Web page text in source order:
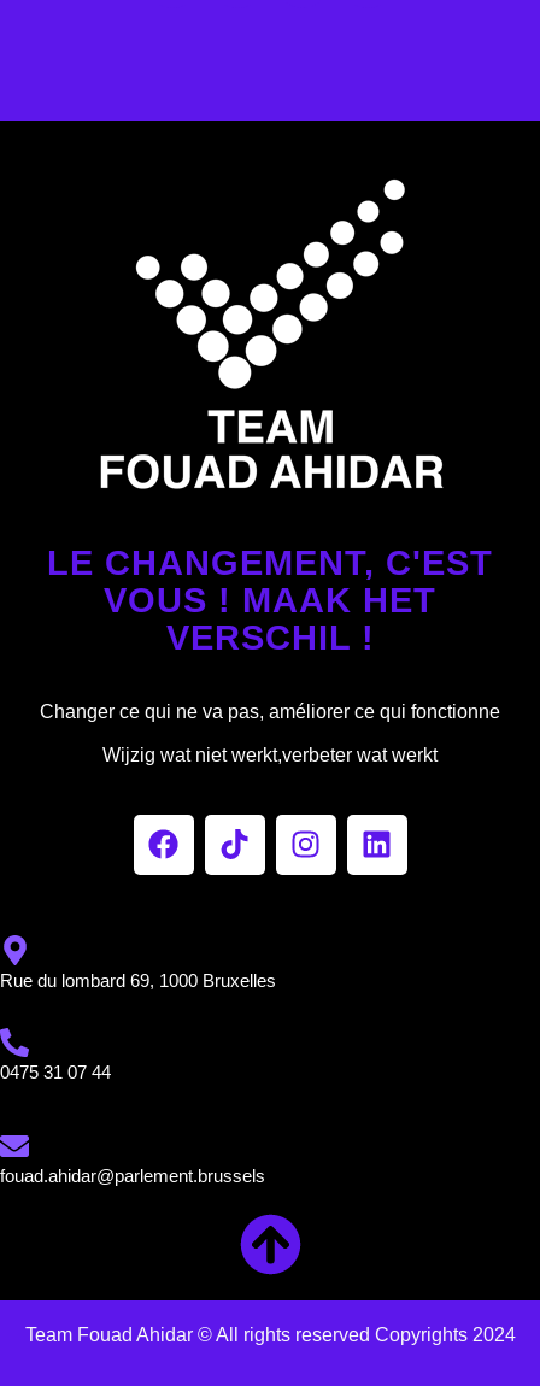
LE CHANGEMENT, C'EST
VOUS ! MAAK HET
VERSCHIL !
Changer ce qui ne va pas, améliorer ce qui fonctionne
Wijzig wat niet werkt,verbeter wat werkt
Rue du lombard 69, 1000 Bruxelles
0475 31 07 44
fouad.ahidar@parlement.brussels
Team Fouad Ahidar © All rights reserved Copyrights 2024